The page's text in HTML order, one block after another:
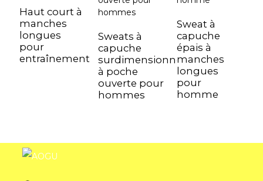
de nouveaux tissus pour répondre à
différentes exigences
Antibactérien
Haut court à
manches
longues
pour
entraînement
Sweats à
capuche
surdimensionnés
à poche
ouverte pour
hommes
Sweat à
capuche
épais à
manches
longues
pour
homme